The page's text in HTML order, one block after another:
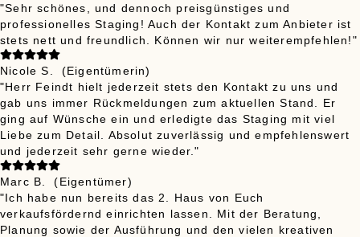
"Sehr schönes, und dennoch preisgünstiges und
professionelles Staging! Auch der Kontakt zum Anbieter ist
stets nett und freundlich. Können wir nur weiterempfehlen!"
Nicole S.
(Eigentümerin)
"Herr Feindt hielt jederzeit stets den Kontakt zu uns und
gab uns immer Rückmeldungen zum aktuellen Stand. Er
ging auf Wünsche ein und erledigte das Staging mit viel
Liebe zum Detail. Absolut zuverlässig und empfehlenswert
und jederzeit sehr gerne wieder."
Marc B.
(Eigentümer)
"Ich habe nun bereits das 2. Haus von Euch
verkaufsfördernd einrichten lassen. Mit der Beratung,
Planung sowie der Ausführung und den vielen kreativen